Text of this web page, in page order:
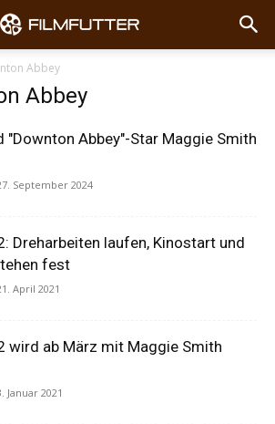
Abbey
Abbey
"Downton Abbey"-Star Maggie Smith
September 2024
Dreharbeiten laufen, Kinostart und
fest
April 2021
wird ab März mit Maggie Smith
Januar 2021